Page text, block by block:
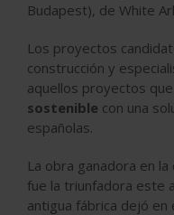
Budapest), de White
Los proyectos
construcción y
aquellos proyectos
sostenible con una
españolas.
La obra ganadora en
fue la triunfadora este
antigua fábrica dejó en